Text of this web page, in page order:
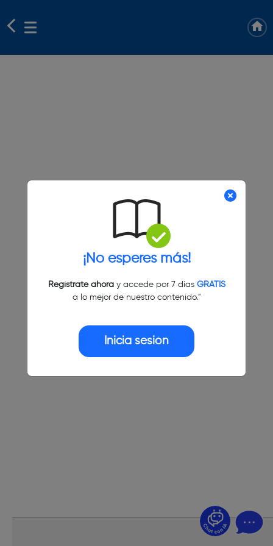
¡No esperes más!
Regístrate ahoray accede por 7 días GRATIS
a lo mejor de nuestro contenido."
Inicia sesión